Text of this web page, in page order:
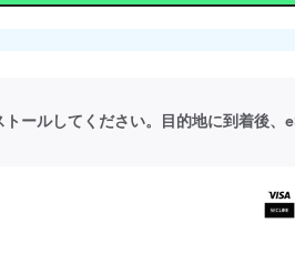
ールしてください。目的地に到着後、